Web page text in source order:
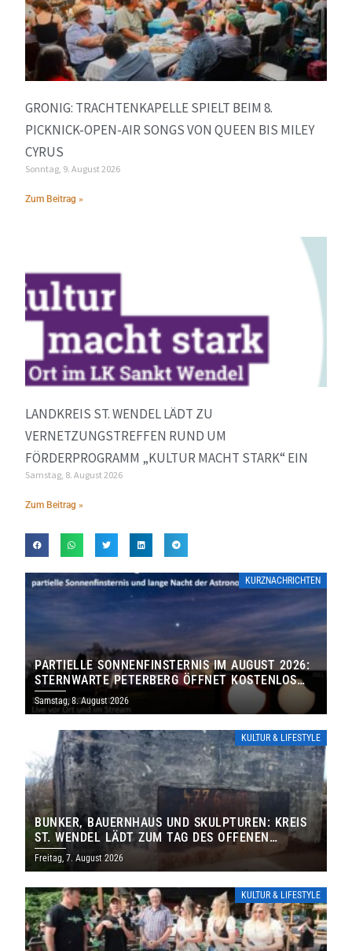
GRONIG: TRACHTENKAPELLE SPIELT BEIM 8.
PICKNICK-OPEN-AIR SONGS VON QUEEN BIS MILEY
CYRUS
Sonntag, 9. August 2026
Zum Beitrag »
LANDKREIS ST. WENDEL LÄDT ZU
VERNETZUNGSTREFFEN RUND UM
FÖRDERPROGRAMM „KULTUR MACHT STARK“ EIN
Samstag, 8. August 2026
Zum Beitrag »
KURZNACHRICHTEN
PARTIELLE SONNENFINSTERNIS IM AUGUST 2026:
STERNWARTE PETERBERG ÖFFNET KOSTENLOS
IHRE TORE
Samstag, 8. August 2026
KULTUR & LIFESTYLE
BUNKER, BAUERNHAUS UND SKULPTUREN: KREIS
ST. WENDEL LÄDT ZUM TAG DES OFFENEN
DENKMALS EIN
Freitag, 7. August 2026
KULTUR & LIFESTYLE